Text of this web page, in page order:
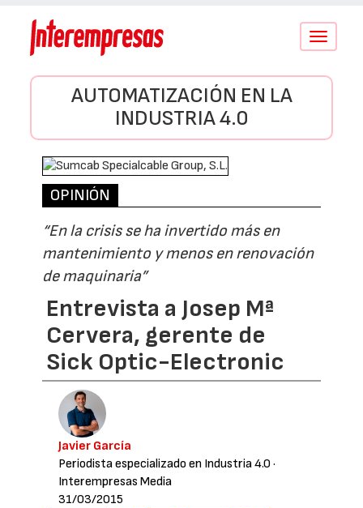
Conmutar
AUTOMATIZACIÓN EN LA
INDUSTRIA 4.0
OPINIÓN
“En la crisis se ha invertido más en
mantenimiento y menos en renovación
de maquinaria”
Entrevista a Josep Mª
Cervera, gerente de
Sick Optic-Electronic
Javier García
Periodista especializado en Industria 4.0 ·
Interempresas Media
31/03/2015